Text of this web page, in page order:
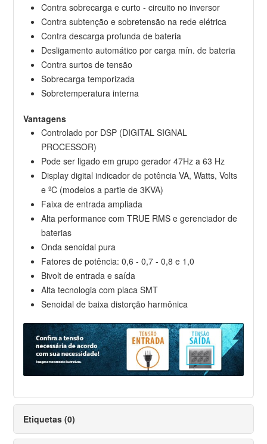
Contra sobrecarga e curto - circuito no inversor
Contra subtenção e sobretensão na rede elétrica
Contra descarga profunda de bateria
Desligamento automático por carga mín. de bateria
Contra surtos de tensão
Sobrecarga temporizada
Sobretemperatura interna
Vantagens
Controlado por DSP (DIGITAL SIGNAL
PROCESSOR)
Pode ser ligado em grupo gerador 47Hz a 63 Hz
Display digital indicador de potência VA, Watts, Volts
e ºC (modelos a partie de 3KVA)
Faixa de entrada ampliada
Alta performance com TRUE RMS e gerenciador de
baterias
Onda senoidal pura
Fatores de potência: 0,6 - 0,7 - 0,8 e 1,0
Bivolt de entrada e saída
Alta tecnologia com placa SMT
Senoidal de baixa distorção harmônica
Etiquetas (0)